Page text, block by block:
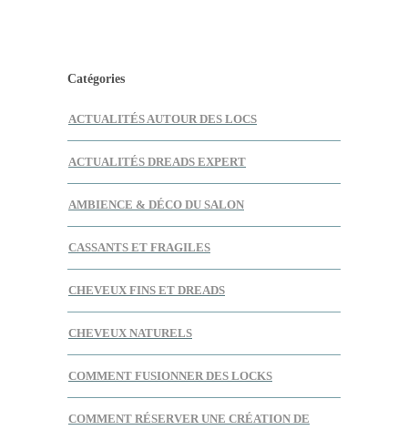
Catégories
ACTUALITÉS AUTOUR DES LOCS
ACTUALITÉS DREADS EXPERT
AMBIENCE & DÉCO DU SALON
CASSANTS ET FRAGILES
CHEVEUX FINS ET DREADS
CHEVEUX NATURELS
COMMENT FUSIONNER DES LOCKS
COMMENT RÉSERVER UNE CRÉATION DE